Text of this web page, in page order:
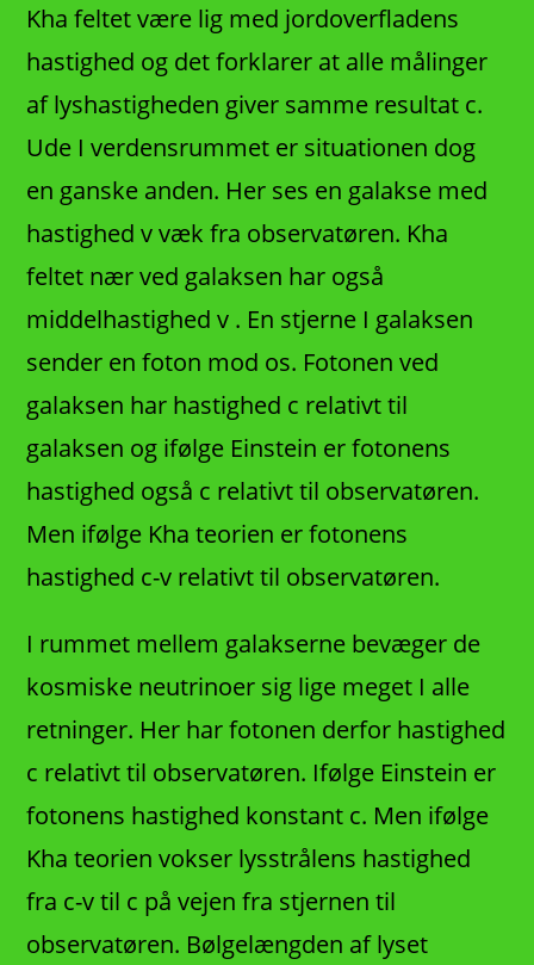
Kha feltet være lig med jordoverfladens
hastighed og det forklarer at alle målinger
af lyshastigheden giver samme resultat c.
Ude I verdensrummet er situationen dog
en ganske anden. Her ses en galakse med
hastighed v væk fra observatøren. Kha
feltet nær ved galaksen har også
middelhastighed v . En stjerne I galaksen
sender en foton mod os. Fotonen ved
galaksen har hastighed c relativt til
galaksen og ifølge Einstein er fotonens
hastighed også c relativt til observatøren.
Men ifølge Kha teorien er fotonens
hastighed c-v relativt til observatøren.
I rummet mellem galakserne bevæger de
kosmiske neutrinoer sig lige meget I alle
retninger. Her har fotonen derfor hastighed
c relativt til observatøren. Ifølge Einstein er
fotonens hastighed konstant c. Men ifølge
Kha teorien vokser lysstrålens hastighed
fra c-v til c på vejen fra stjernen til
observatøren. Bølgelængden af lyset